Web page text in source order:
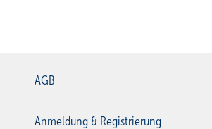
AGB
Anmeldung & Registrierung